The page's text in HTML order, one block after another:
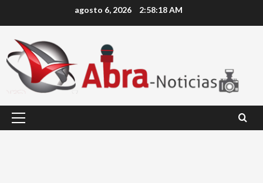
agosto 6, 2026 2:58:18 AM
Menú